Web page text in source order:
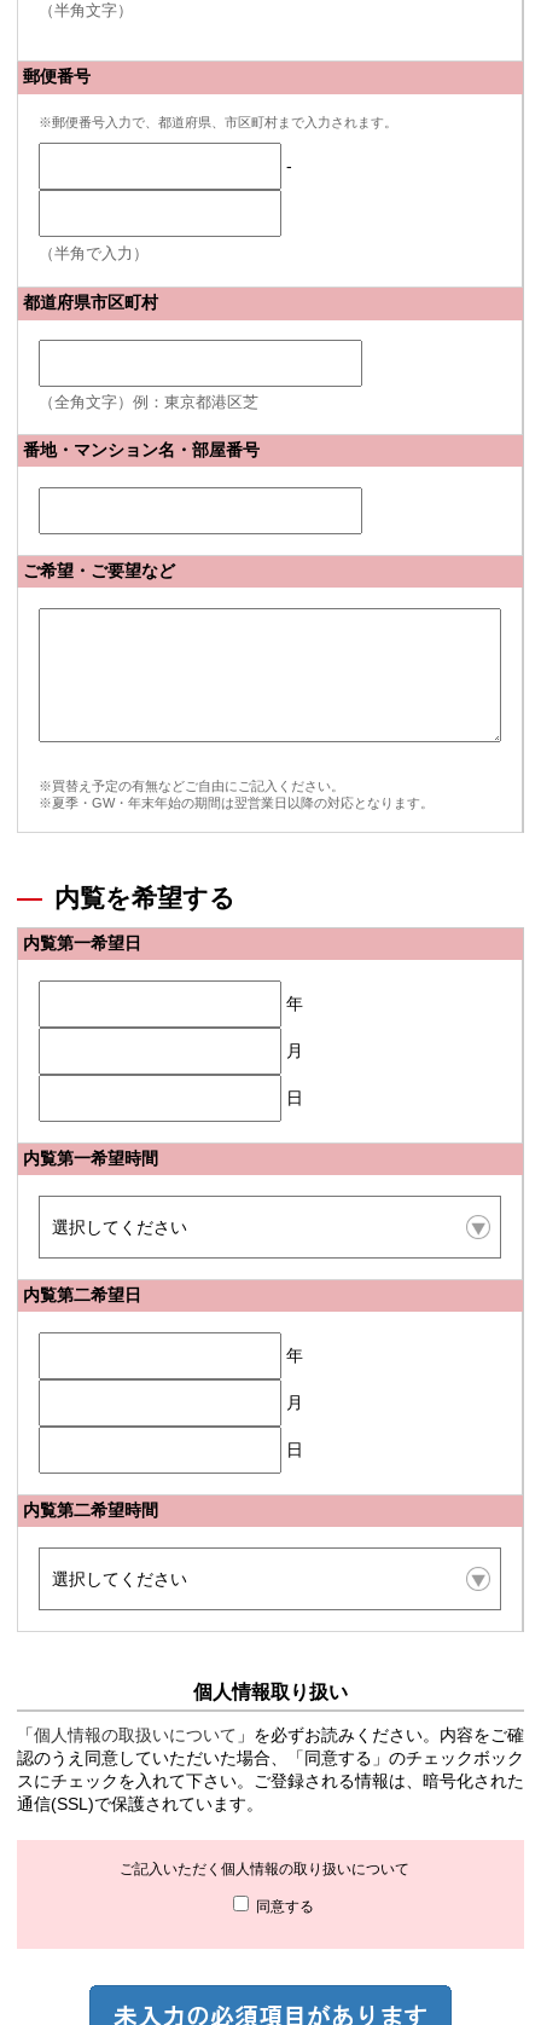
（半角文字）
郵便番号
※郵便番号入力で、都道府県、市区町村まで入力されます。
-
（半角で入力）
都道府県市区町村
（全角文字）例：東京都港区芝
番地・マンション名・部屋番号
ご希望・ご要望など
※買替え予定の有無などご自由にご記入ください。
※夏季・GW・年末年始の期間は翌営業日以降の対応となります。
内覧を希望する
内覧第一希望日
年
月
日
内覧第一希望時間
内覧第二希望日
年
月
日
内覧第二希望時間
個人情報取り扱い
「個人情報の取扱いについて 」を必ずお読みください。内容をご確
認のうえ同意していただいた場合、「同意する」のチェックボック
スにチェックを入れて下さい。ご登録される情報は、暗号化された
通信(SSL)で保護されています。
ご記入いただく個人情報の取り扱いについて
同意する